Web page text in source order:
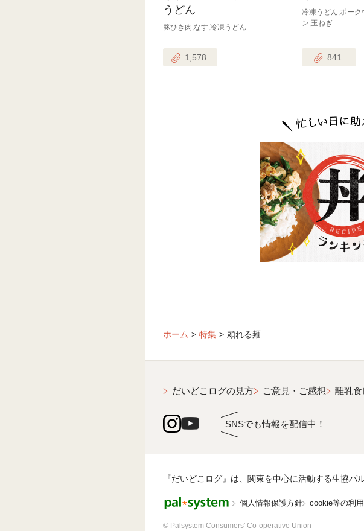
うどん
豚ひき肉,なす,冷凍うどん
1,578
冷凍うどん,ポーク
ン,玉ねぎ
841
ホーム 特集 頼れる麺
だいどこログの見方 ご意見・ご感想 離乳
SNSでも情報を配信中！
『だいどこログ』は、関東を中心に活動する生協パ
個人情報保護方針 cookie等の利
© Palsystem Consumers' Co-operative Union